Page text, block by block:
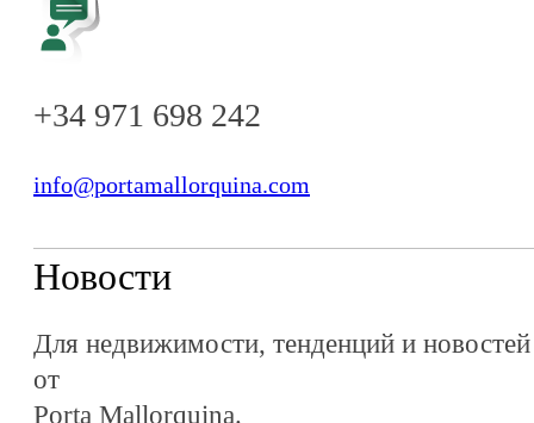
+34 971 698 242
info@portamallorquina.com
Новости
Для недвижимости, тенденций и новостей
от
Porta Mallorquina.